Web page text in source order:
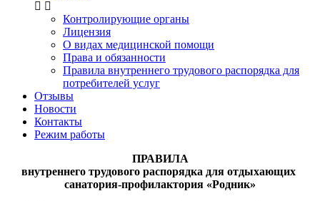
Контролирующие органы
Лицензия
О видах медицинской помощи
Права и обязанности
Правила внутреннего трудового распорядка для
потребителей услуг
Отзывы
Новости
Контакты
Режим работы
ПРАВИЛА
внутреннего трудового распорядка для отдыхающих
санатория-профилактория «Родник»